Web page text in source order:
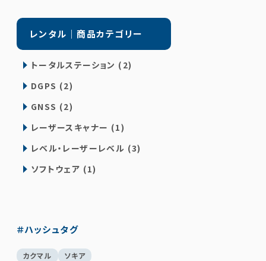
レンタル｜商品カテゴリー
トータルステーション (2)
DGPS (2)
GNSS (2)
レーザースキャナー (1)
レベル・レーザーレベル (3)
ソフトウェア (1)
＃ハッシュタグ
カクマル
ソキア